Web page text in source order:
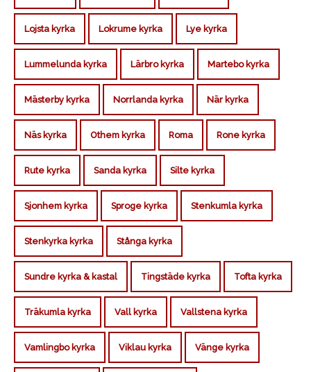
Lojsta kyrka Lokrume kyrka Lye kyrka
Lummelunda kyrka Lärbro kyrka Martebo kyrka
Mästerby kyrka Norrlanda kyrka När kyrka
Näs kyrka Othem kyrka Roma Rone kyrka
Rute kyrka Sanda kyrka Silte kyrka
Sjonhem kyrka Sproge kyrka Stenkumla kyrka
Stenkyrka kyrka Stånga kyrka
Sundre kyrka & kastal Tingstäde kyrka Tofta kyrka
Träkumla kyrka Vall kyrka Vallstena kyrka
Vamlingbo kyrka Viklau kyrka Vänge kyrka